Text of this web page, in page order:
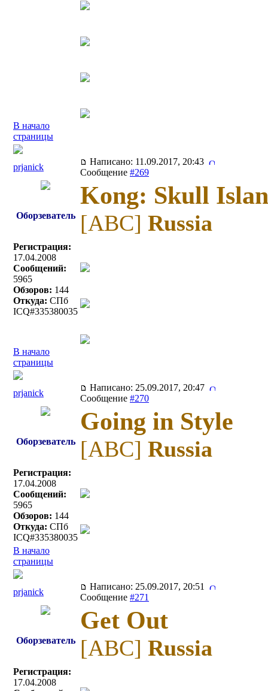
В начало
страницы
prjanick
Написано: 11.09.2017, 20:43
Сообщение #269
Оборзеватель
Регистрация:
17.04.2008
Сообщений:
5965
Обзоров: 144
Откуда: СПб
ICQ#335380035
Kong: Skull
[ABC] Russia
В начало
страницы
prjanick
Написано: 25.09.2017, 20:47
Сообщение #270
Оборзеватель
Регистрация:
17.04.2008
Сообщений:
5965
Обзоров: 144
Откуда: СПб
ICQ#335380035
Going in Style
[ABC] Russia
В начало
страницы
prjanick
Написано: 25.09.2017, 20:51
Сообщение #271
Оборзеватель
Регистрация:
17.04.2008
Get Out
[ABC] Russia